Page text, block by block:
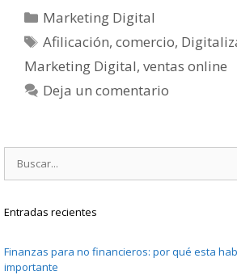
Categorías
Marketing Digital
Etiquetas
Afilicación,comercio,
Marketing Digital, ventas online
Deja un comentario
Entradas recientes
Finanzas para no financieros: por qué esta
importante